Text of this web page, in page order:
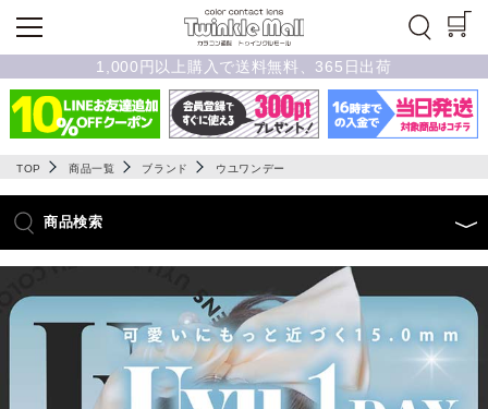
1,000円以上購入で送料無料、365日出荷
TOP 商品一覧 ブランド ウユワンデー
商品検索